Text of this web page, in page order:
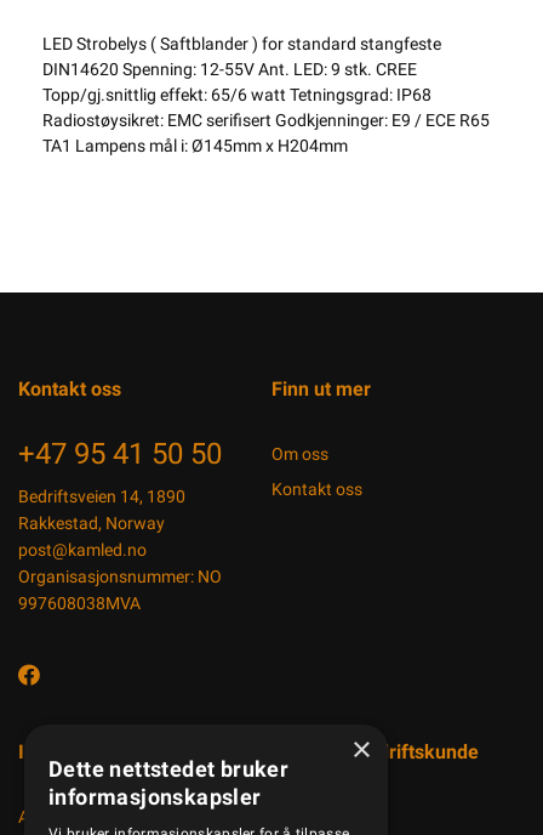
LED Strobelys ( Saftblander ) for standard stangfeste
DIN14620 Spenning: 12-55V Ant. LED: 9 stk. CREE
Topp/gj.snittlig effekt: 65/6 watt Tetningsgrad: IP68
Radiostøysikret: EMC serifisert Godkjenninger: E9 / ECE R65
TA1 Lampens mål i: Ø145mm x H204mm
Kontakt oss
+47 95 41 50 50
Bedriftsveien 14, 1890
Rakkestad, Norway
post@kamled.no
Organisasjonsnummer: NO
997608038MVA
Finn ut mer
Om oss
Kontakt oss
Informasjon
Aktuelt
Registrer bedriftskunde
×
Dette nettstedet bruker
informasjonskapsler